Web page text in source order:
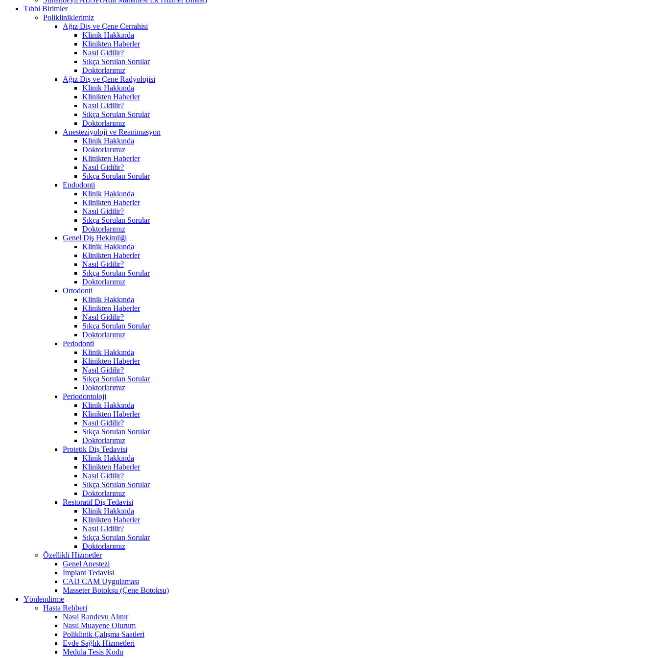
Tıbbi Birimler
Polikliniklerimiz
Ağız Diş ve Çene Cerrahisi
Klinik Hakkında
Klinikten Haberler
Nasıl Gidilir?
Sıkça Sorulan Sorular
Doktorlarımız
Ağız Diş ve Çene Radyolojisi
Klinik Hakkında
Klinikten Haberler
Nasıl Gidilir?
Sıkça Sorulan Sorular
Doktorlarımız
Anesteziyoloji ve Reanimasyon
Klinik Hakkında
Doktorlarımız
Klinikten Haberler
Nasıl Gidilir?
Sıkça Sorulan Sorular
Endodonti
Klinik Hakkında
Klinikten Haberler
Nasıl Gidilir?
Sıkça Sorulan Sorular
Doktorlarımız
Genel Diş Hekimliği
Klinik Hakkında
Klinikten Haberler
Nasıl Gidilir?
Sıkça Sorulan Sorular
Doktorlarımız
Ortodonti
Klinik Hakkında
Klinikten Haberler
Nasıl Gidilir?
Sıkça Sorulan Sorular
Doktorlarımız
Pedodonti
Klinik Hakkında
Klinikten Haberler
Nasıl Gidilir?
Sıkça Sorulan Sorular
Doktorlarımız
Periodontoloji
Klinik Hakkında
Klinikten Haberler
Nasıl Gidilir?
Sıkça Sorulan Sorular
Doktorlarımız
Protetik Diş Tedavisi
Klinik Hakkında
Klinikten Haberler
Nasıl Gidilir?
Sıkça Sorulan Sorular
Doktorlarımız
Restoratif Diş Tedavisi
Klinik Hakkında
Klinikten Haberler
Nasıl Gidilir?
Sıkça Sorulan Sorular
Doktorlarımız
Özellikli Hizmetler
Genel Anestezi
İmplant Tedavisi
CAD CAM Uygulaması
Masseter Botoksu (Çene Botoksu)
Yönlendirme
Hasta Rehberi
Nasıl Randevu Alınır
Nasıl Muayene Olurum
Poliklinik Çalışma Saatleri
Evde Sağlık Hizmetleri
Medula Tesis Kodu